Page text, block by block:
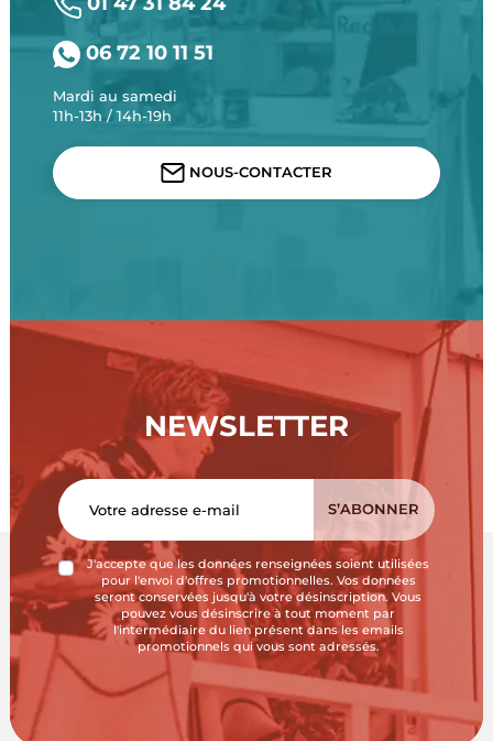
06 72 10 11 51
Mardi au samedi
11h-13h / 14h-19h
NOUS-CONTACTER
NEWSLETTER
J'accepte que les données renseignées soient utilisées
pour l'envoi d'offres promotionnelles. Vos données
seront conservées jusqu'à votre désinscription. Vous
pouvez vous désinscrire à tout moment par
l'intermédiaire du lien présent dans les emails
promotionnels qui vous sont adressés.